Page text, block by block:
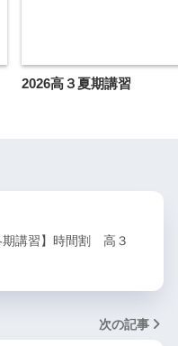
2026高３夏期講習
期講習】時間割 高３
次の記事